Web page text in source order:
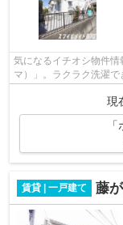
気になるイチオシ物件
マ）」。ラクラク洗濯で
ちらは現在空き部屋にな
現
賃貸 | 一戸建て 藤が